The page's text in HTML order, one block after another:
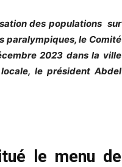
des populations sur
paralympiques, le Comité
2023 dans la ville
le président Abdel
le menu de